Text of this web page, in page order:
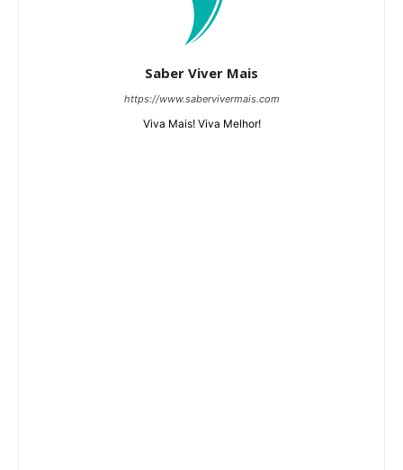
Saber Viver Mais
https://www.sabervivermais.com
Viva Mais! Viva Melhor!